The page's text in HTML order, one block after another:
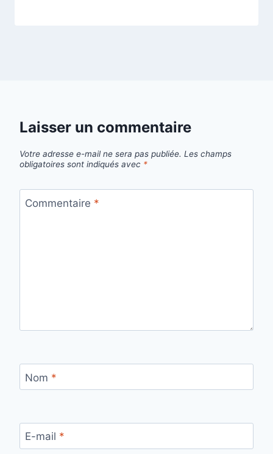
Laisser un commentaire
Votre adresse e-mail ne sera pas publiée. Les champs
obligatoires sont indiqués avec *
Commentaire *
Nom *
E-mail *